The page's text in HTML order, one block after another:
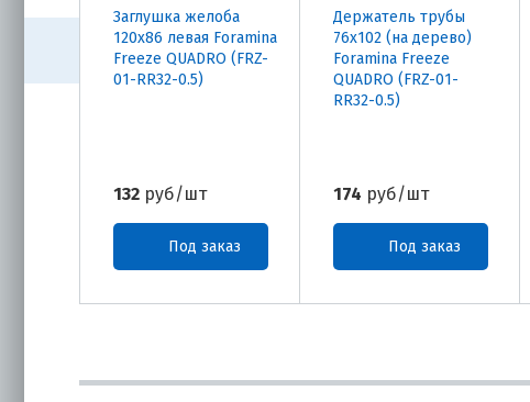
Заглушка желоба
120х86 левая Foramina
Freeze QUADRO (FRZ-
01-RR32-0.5)
132 руб/шт
Под заказ
Держатель трубы
76х102 (на дерево)
Foramina Freeze
QUADRO (FRZ-01-
RR32-0.5)
174 руб/шт
Под заказ